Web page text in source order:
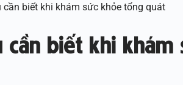
cần biết khi khám sức khỏe tổng quát
cần biết khi